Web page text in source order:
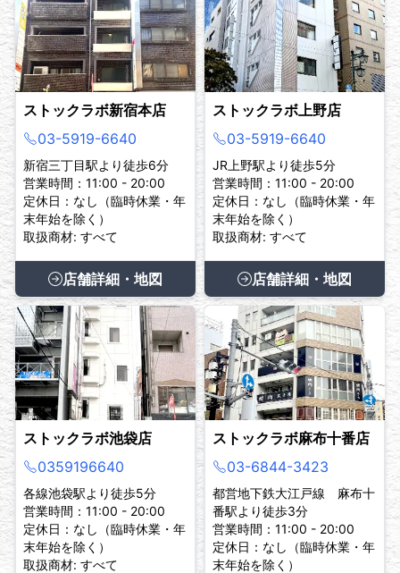
ストックラボ新宿本店
03-5919-6640
新宿三丁目駅より徒歩6分
営業時間：11:00 - 20:00
定休日：なし（臨時休業・年
末年始を除く）
取扱商材: すべて
店舗詳細・地図
ストックラボ上野店
03-5919-6640
JR上野駅より徒歩5分
営業時間：11:00 - 20:00
定休日：なし（臨時休業・年
末年始を除く）
取扱商材: すべて
店舗詳細・地図
ストックラボ池袋店
0359196640
各線池袋駅より徒歩5分
営業時間：11:00 - 20:00
定休日：なし（臨時休業・年
末年始を除く）
取扱商材: すべて
ストックラボ麻布十番店
03-6844-3423
都営地下鉄大江戸線 麻布十
番駅より徒歩3分
営業時間：11:00 - 20:00
定休日：なし（臨時休業・年
末年始を除く）